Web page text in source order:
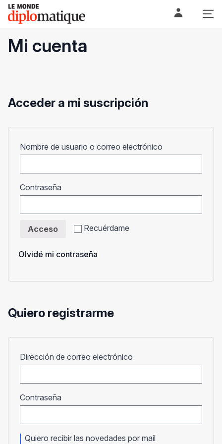
Skip
content
Le monde diplomatique
Mi cuenta
Acceder a mi suscripción
Nombre de usuario o correo electrónico
Contraseña
Recuérdame
Acceso
Olvidé mi contraseña
Quiero registrarme
Dirección de correo electrónico
Contraseña
Quiero recibir las novedades por mail